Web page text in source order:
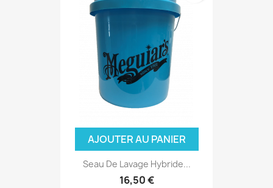
AJOUTER AU PANIER
Seau De Lavage Hybride...
16,50 €